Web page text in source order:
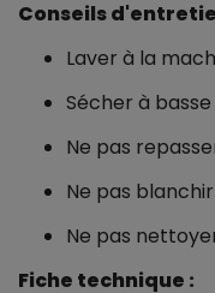
Conseils
Laver à la
Sécher à
Ne pas
Ne pas blanchir
Ne pas
Fiche technique :